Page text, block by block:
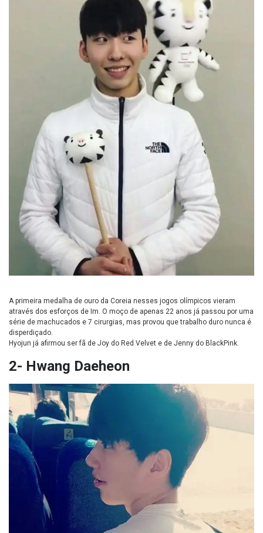
A primeira medalha de ouro da Coreia nesses jogos olímpicos vieram
através dos esforços de Im. O moço de apenas 22 anos já passou por uma
série de machucados e 7 cirurgias, mas provou que trabalho duro nunca é
disperdiçado.
Hyojun já afirmou ser fã de Joy do Red Velvet e de Jenny do BlackPink.
2- Hwang Daeheon